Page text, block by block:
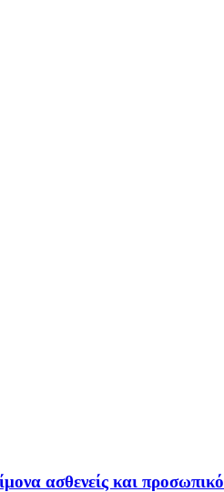
ασθενείς και προσωπικό